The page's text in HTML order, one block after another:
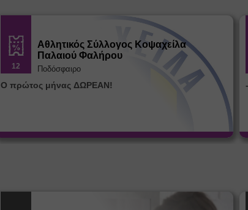
12
Αθλητικός Σύλλογος Κοψαχείλα
Παλαιού Φαλήρου
Ποδόσφαιρο
Ο πρώτος μήνας ΔΩΡΕΑΝ!